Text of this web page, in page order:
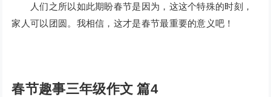
人们之所以如此期盼春节是因为，这这个特殊的时刻，
家人可以团圆。我相信，这才是春节最重要的意义吧！
春节趣事三年级作文 篇4